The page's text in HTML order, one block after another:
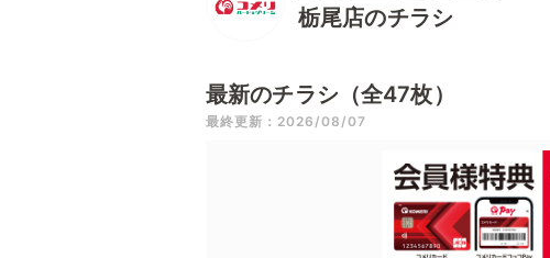
栃尾店のチラシ
最新のチラシ（全47枚）
最終更新：2026/08/07